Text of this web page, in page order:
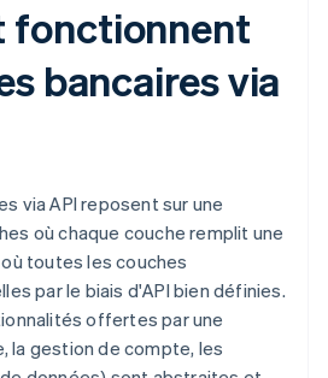
fonctionnent
bancaires via
via API reposent sur une
où chaque couche remplit une
toutes les couches
par le biais d'API bien définies.
offertes par une
la gestion de compte, les